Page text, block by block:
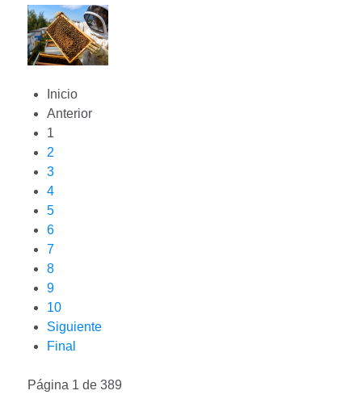
Inicio
Anterior
1
2
3
4
5
6
7
8
9
10
Siguiente
Final
Página 1 de 389